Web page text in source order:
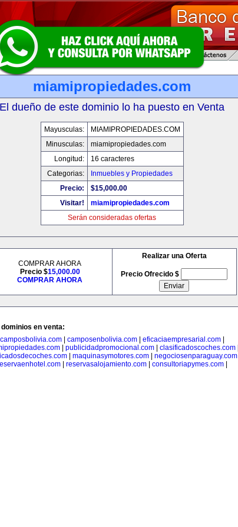
miamipropiedades.com
El dueño de este dominio lo ha puesto en Venta
Mayusculas:
MIAMIPROPIEDADES.COM
Minusculas:
miamipropiedades.com
Longitud:
16 caracteres
Categorias:
Inmuebles y Propiedades
Precio:
$15,000.00
Visitar!
miamipropiedades.com
Serán consideradas ofertas
COMPRAR AHORA
Precio $15,000.00
COMPRAR AHORA
Realizar una Oferta
Precio Ofrecido $
en venta:
camposbolivia.com| camposenbolivia.com| eficaciaempresarial.com|
publicidadpromocional.com clasificadoscoches.com
maquinasymotores.com negociosenparaguay.com
| reservasalojamiento.com| consultoriapymes.com|